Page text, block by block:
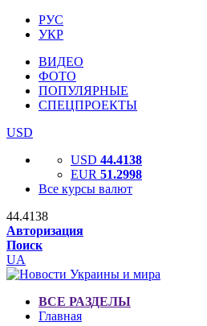
РУС
УКР
ВИДЕО
ФОТО
ПОПУЛЯРНЫЕ
СПЕЦПРОЕКТЫ
USD
USD 44.4138
EUR 51.2998
Все курсы валют
44.4138
Авторизация
Поиск
UA
ВСЕ РАЗДЕЛЫ
Главная